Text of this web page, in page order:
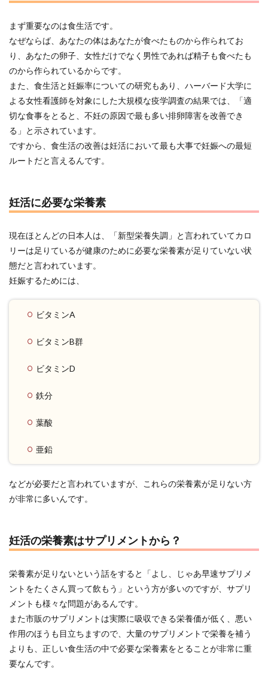
まず重要なのは食生活です。
なぜならば、あなたの体はあなたが食べたものから作られてお
り、あなたの卵子、女性だけでなく男性であれば精子も食べたも
のから作られているからです。
また、食生活と妊娠率についての研究もあり、ハーバード大学に
よる女性看護師を対象にした大規模な疫学調査の結果では、「適
切な食事をとると、不妊の原因で最も多い排卵障害を改善でき
る」と示されています。
ですから、食生活の改善は妊活において最も大事で妊娠への最短
ルートだと言えるんです。
妊活に必要な栄養素
現在ほとんどの日本人は、「新型栄養失調」と言われていてカロ
リーは足りているが健康のために必要な栄養素が足りていない状
態だと言われています。
妊娠するためには、
ビタミンA
ビタミンB群
ビタミンD
鉄分
葉酸
亜鉛
などが必要だと言われていますが、これらの栄養素が足りない方
が非常に多いんです。
妊活の栄養素はサプリメントから？
栄養素が足りないという話をすると「よし、じゃあ早速サプリメ
ントをたくさん買って飲もう」という方が多いのですが、サプリ
メントも様々な問題があるんです。
また市販のサプリメントは実際に吸収できる栄養価が低く、悪い
作用のほうも目立ちますので、大量のサプリメントで栄養を補う
よりも、正しい食生活の中で必要な栄養素をとることが非常に重
要なんです。